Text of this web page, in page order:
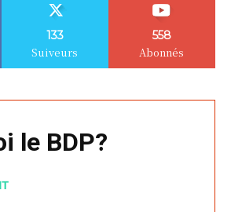
133
Suiveurs
558
Abonnés
le BDP?